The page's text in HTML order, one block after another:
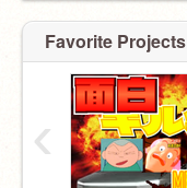
Favorite Projects
‹